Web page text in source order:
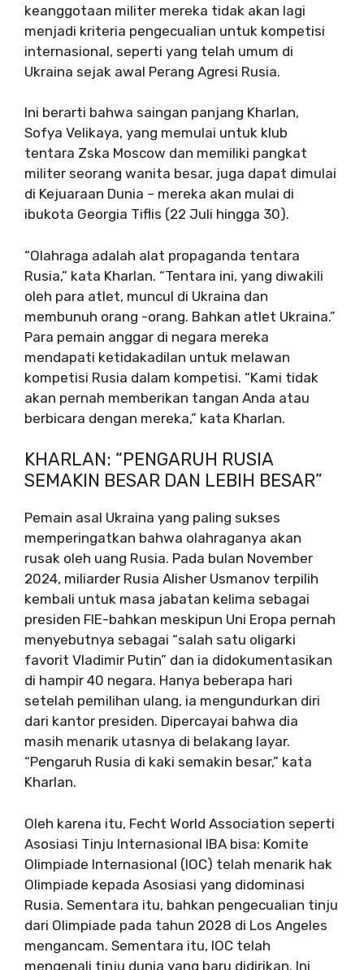
keanggotaan militer mereka tidak akan lagi
menjadi kriteria pengecualian untuk kompetisi
internasional, seperti yang telah umum di
Ukraina sejak awal Perang Agresi Rusia.
Ini berarti bahwa saingan panjang Kharlan,
Sofya Velikaya, yang memulai untuk klub
tentara Zska Moscow dan memiliki pangkat
militer seorang wanita besar, juga dapat dimulai
di Kejuaraan Dunia – mereka akan mulai di
ibukota Georgia Tiflis (22 Juli hingga 30).
“Olahraga adalah alat propaganda tentara
Rusia,” kata Kharlan. “Tentara ini, yang diwakili
oleh para atlet, muncul di Ukraina dan
membunuh orang -orang. Bahkan atlet Ukraina.”
Para pemain anggar di negara mereka
mendapati ketidakadilan untuk melawan
kompetisi Rusia dalam kompetisi. “Kami tidak
akan pernah memberikan tangan Anda atau
berbicara dengan mereka,” kata Kharlan.
KHARLAN: “PENGARUH RUSIA
SEMAKIN BESAR DAN LEBIH BESAR”
Pemain asal Ukraina yang paling sukses
memperingatkan bahwa olahraganya akan
rusak oleh uang Rusia. Pada bulan November
2024, miliarder Rusia Alisher Usmanov terpilih
kembali untuk masa jabatan kelima sebagai
presiden FIE-bahkan meskipun Uni Eropa pernah
menyebutnya sebagai “salah satu oligarki
favorit Vladimir Putin” dan ia didokumentasikan
di hampir 40 negara. Hanya beberapa hari
setelah pemilihan ulang, ia mengundurkan diri
dari kantor presiden. Dipercayai bahwa dia
masih menarik utasnya di belakang layar.
“Pengaruh Rusia di kaki semakin besar,” kata
Kharlan.
Oleh karena itu, Fecht World Association seperti
Asosiasi Tinju Internasional IBA bisa: Komite
Olimpiade Internasional (IOC) telah menarik hak
Olimpiade kepada Asosiasi yang didominasi
Rusia. Sementara itu, bahkan pengecualian tinju
dari Olimpiade pada tahun 2028 di Los Angeles
mengancam. Sementara itu, IOC telah
mengenali tinju dunia yang baru didirikan. Ini